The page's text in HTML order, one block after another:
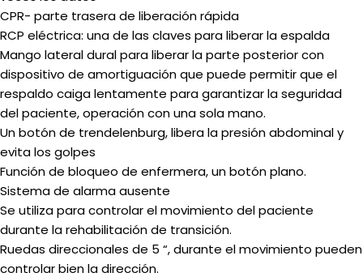
CPR- parte trasera de liberación rápida
RCP eléctrica: una de las claves para liberar la espalda
Mango lateral dural para liberar la parte posterior con
dispositivo de amortiguación que puede permitir que el
respaldo caiga lentamente para garantizar la seguridad
del paciente, operación con una sola mano.
Un botón de trendelenburg, libera la presión abdominal y
evita los golpes
Función de bloqueo de enfermera, un botón plano.
Sistema de alarma ausente
Se utiliza para controlar el movimiento del paciente
durante la rehabilitación de transición.
Ruedas direccionales de 5 “, durante el movimiento pueden
controlar bien la dirección.